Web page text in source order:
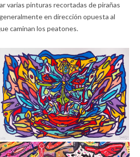
varias pinturas recortadas de pirañas
en dirección opuesta al
caminan los peatones.